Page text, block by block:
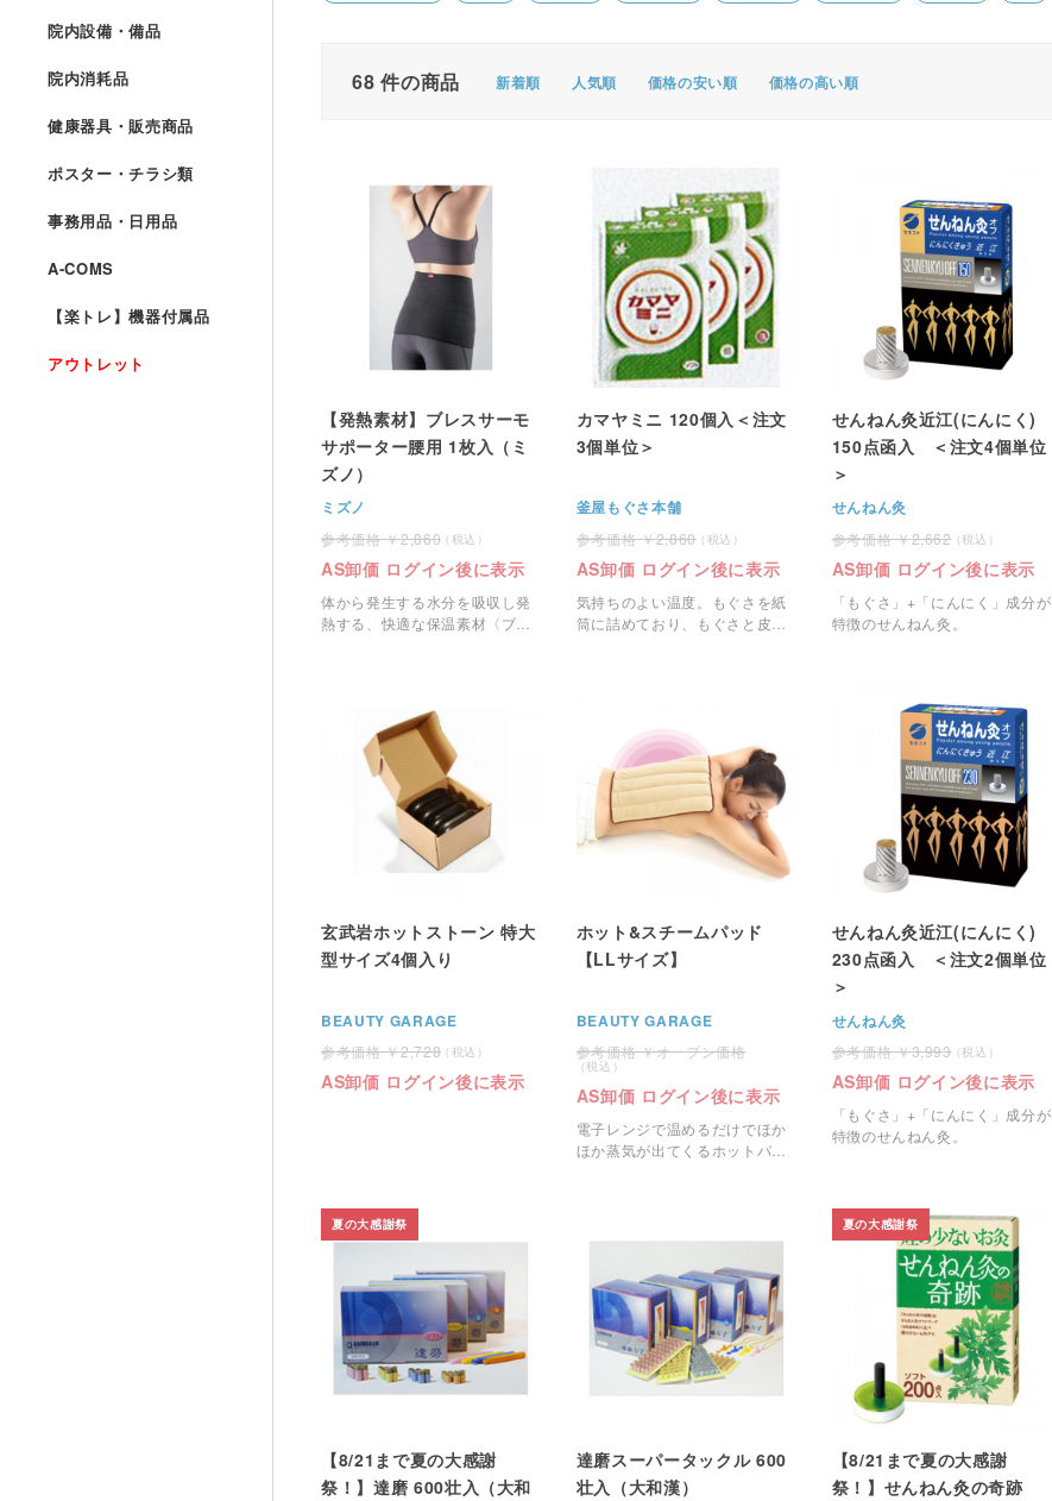
68 件の商品 新着順 人気順 価格の安い順 価格の高い順
【発熱素材】ブレスサーモ
サポーター腰用 1枚入（ミ
ズノ）
ミズノ
2,860
AS卸価 ログイン後に表示
体から発生する水分を吸収し発
熱する、快適な保温素材〈ブレ
カマヤミニ 120個入＜注文
3個単位＞
釜屋もぐさ本舗
2,860
AS卸価 ログイン後に表示
気持ちのよい温度。もぐさを紙
筒に詰めており、もぐさと皮膚
せんねん灸近江(にんにく)
150点函入 ＜注文4個単位
＞
せんねん灸
2,662
AS卸価 ログイン後に表示
「もぐさ」+「にんにく」成分が
特徴のせんねん灸。
玄武岩ホットストーン 特大
型サイズ4個入り
BEAUTY GARAGE
2,728
AS卸価 ログイン後に表示
ホット&スチームパッド
【LLサイズ】
BEAUTY GARAGE
オープン価格
AS卸価 ログイン後に表示
電子レンジで温めるだけでほか
ほか蒸気が出てくるホットパッ
せんねん灸近江(にんにく)
230点函入 ＜注文2個単位
＞
せんねん灸
3,993
AS卸価 ログイン後に表示
「もぐさ」+「にんにく」成分が
特徴のせんねん灸。
【8/21まで夏の大感謝
祭！】達磨 600壮入（大和
夏の大感謝祭
達磨スーパータックル 600
壮入（大和漢）
【8/21まで夏の大感謝
祭！】せんねん灸の奇跡
夏の大感謝祭
院内設備・備品
院内消耗品
健康器具・販売商品
ポスター・チラシ類
事務用品・日用品
A-COMS
【楽トレ】機器付属品
アウトレット